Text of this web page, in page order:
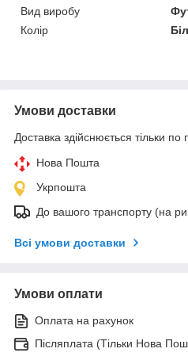
Вид виробу
Колір
Умови доставки
Доставка здійснюється тільки по
Нова Пошта
Укрпошта
До вашого транспорту (на
Всі умови доставки
Умови оплати
Оплата на рахунок
Післяплата (Тільки Нова